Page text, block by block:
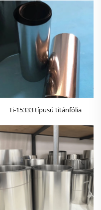
Ti-15333 típusú titánfólia